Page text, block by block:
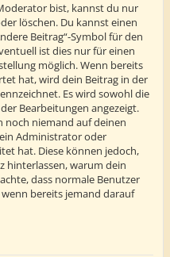
bist, kannst du nur
löschen. Du kannst einen
Beitrag“-Symbol für den
ist dies nur für einen
möglich. Wenn bereits
hat, wird dein Beitrag in der
Es wird sowohl die
Bearbeitungen angezeigt.
noch niemand auf deinen
Administrator oder
hat. Diese können jedoch,
hinterlassen, warum dein
dass normale Benutzer
bereits jemand darauf